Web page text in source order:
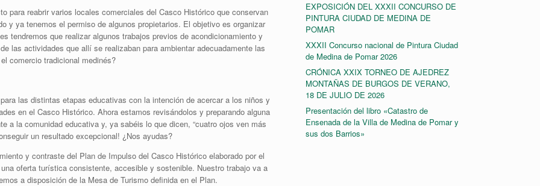
para reabrir varios locales comerciales del Casco Histórico que conservan
y ya tenemos el permiso de algunos propietarios. El objetivo es organizar
tendremos que realizar algunos trabajos previos de acondicionamiento y
las actividades que allí se realizaban para ambientar adecuadamente las
comercio tradicional medinés?
las distintas etapas educativas con la intención de acercar a los niños y
en el Casco Histórico. Ahora estamos revisándolos y preparando alguna
a la comunidad educativa y, ya sabéis lo que dicen, “cuatro ojos ven más
un resultado excepcional! ¿Nos ayudas?
y contraste del Plan de Impulso del Casco Histórico elaborado por el
oferta turística consistente, accesible y sostenible. Nuestro trabajo va a
a disposición de la Mesa de Turismo definida en el Plan.
EXPOSICIÓN DEL XXXII CONCURSO DE
PINTURA CIUDAD DE MEDINA DE
POMAR
XXXII Concurso nacional de Pintura Ciudad
de Medina de Pomar 2026
CRÓNICA XXIX TORNEO DE AJEDREZ
MONTAÑAS DE BURGOS DE VERANO,
18 DE JULIO DE 2026
Presentación del libro «Catastro de
Ensenada de la Villa de Medina de Pomar y
sus dos Barrios»